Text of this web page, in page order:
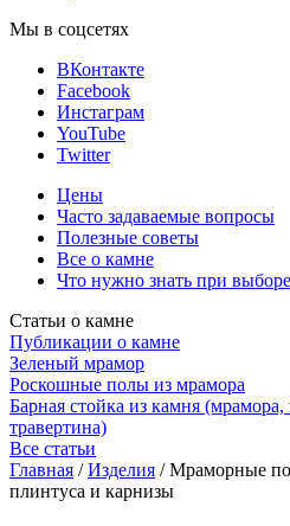
Мы в соцсетях
ВКонтакте
Facebook
Инстаграм
YouTube
Twitter
Цены
Часто задаваемые вопросы
Полезные советы
Все о камне
Что нужно знать при
Статьи о камне
Публикации о камне
Зеленый мрамор
Роскошные полы из мрамора
Барная стойка из камня (мрамора,
травертина)
Все статьи
Главная / Изделия / Мраморные
плинтуса и карнизы